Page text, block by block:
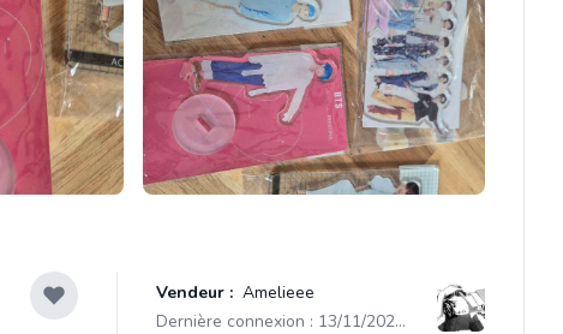
Vendeur : Amelieee
Dernière connexion : 13/11/2025 10:06